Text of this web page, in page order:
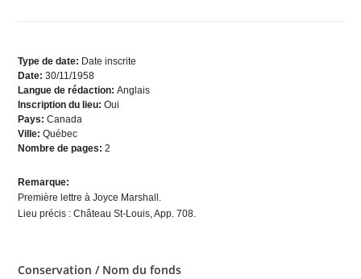
Type de date: Date inscrite
Date:30/11/1958
Langue de rédaction:Anglais
Inscription du lieu:Oui
Pays:Canada
Ville:Québec
Nombre de pages:2
Remarque:
Première lettre à Joyce Marshall.
Lieu précis : Château St-Louis, App. 708.
Conservation / Nom du fonds